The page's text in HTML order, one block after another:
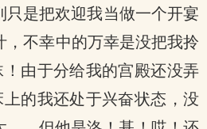
是把欢迎我当做一个开宴
不幸中的万幸是没把我拎
由于分给我的宫殿还没弄
的我还处于兴奋状态，没